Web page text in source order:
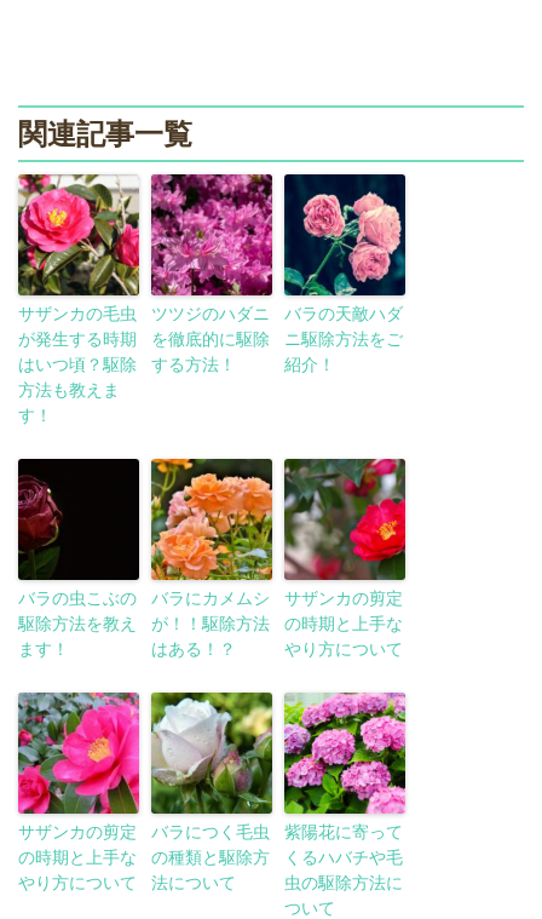
関連記事一覧
サザンカの毛虫
が発生する時期
はいつ頃？駆除
方法も教えま
す！
ツツジのハダニ
を徹底的に駆除
する方法！
バラの天敵ハダ
ニ駆除方法をご
紹介！
バラの虫こぶの
駆除方法を教え
ます！
バラにカメムシ
が！！駆除方法
はある！？
サザンカの剪定
の時期と上手な
やり方について
サザンカの剪定
の時期と上手な
やり方について
バラにつく毛虫
の種類と駆除方
法について
紫陽花に寄って
くるハバチや毛
虫の駆除方法に
ついて